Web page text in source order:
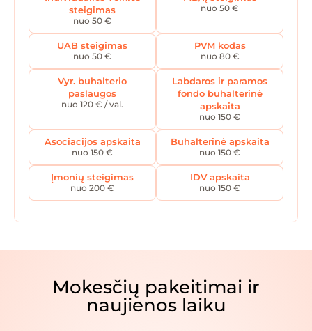
steigimas
nuo 50 €
nuo 50 €
UAB steigimas
nuo 50 €
PVM kodas
nuo 80 €
Vyr. buhalterio
paslaugos
nuo 120 € / val.
Labdaros ir paramos
fondo buhalterinė
apskaita
nuo 150 €
Asociacijos apskaita
nuo 150 €
Buhalterinė apskaita
nuo 150 €
Įmonių steigimas
nuo 200 €
IDV apskaita
nuo 150 €
Mokesčių pakeitimai ir
naujienos laiku